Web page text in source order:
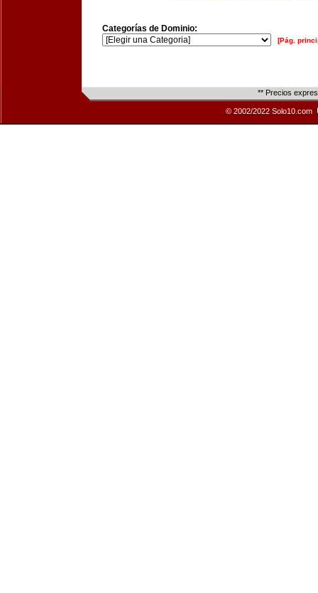
Categorías de Dominio:
[Pág.
** Precios
© 2002/2022 Solo10.com